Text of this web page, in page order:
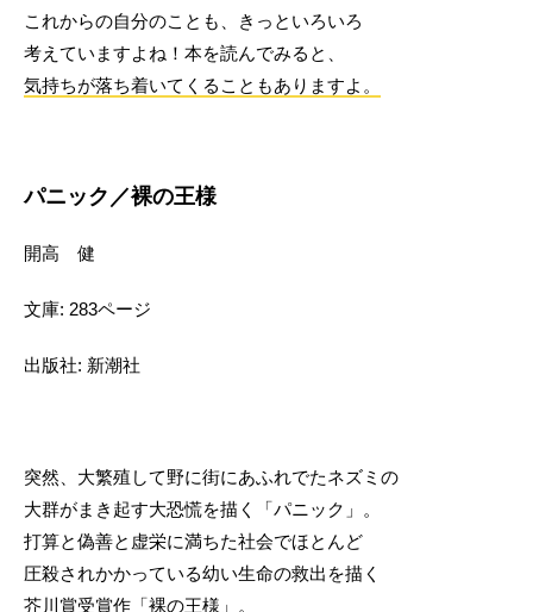
これからの自分のことも、きっといろいろ
考えていますよね！本を読んでみると、
気持ちが落ち着いてくることもありますよ。
パニック／裸の王様
開高 健
文庫: 283ページ
出版社: 新潮社
突然、大繁殖して野に街にあふれでたネズミの
大群がまき起す大恐慌を描く「パニック」。
打算と偽善と虚栄に満ちた社会でほとんど
圧殺されかかっている幼い生命の救出を描く
芥川賞受賞作「裸の王様」。